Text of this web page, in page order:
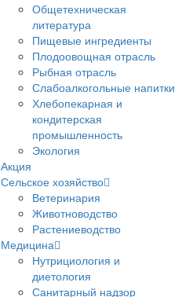
Общетехническая
литература
Пищевые ингредиенты
Плодоовощная отрасль
Рыбная отрасль
Слабоалкогольные напитки
Хлебопекарная и
кондитерская
промышленность
Экология
Акция
Сельское хозяйство
Ветеринария
Животноводство
Растениеводство
Медицина
Нутрициология и
диетология
Санитарный надзор